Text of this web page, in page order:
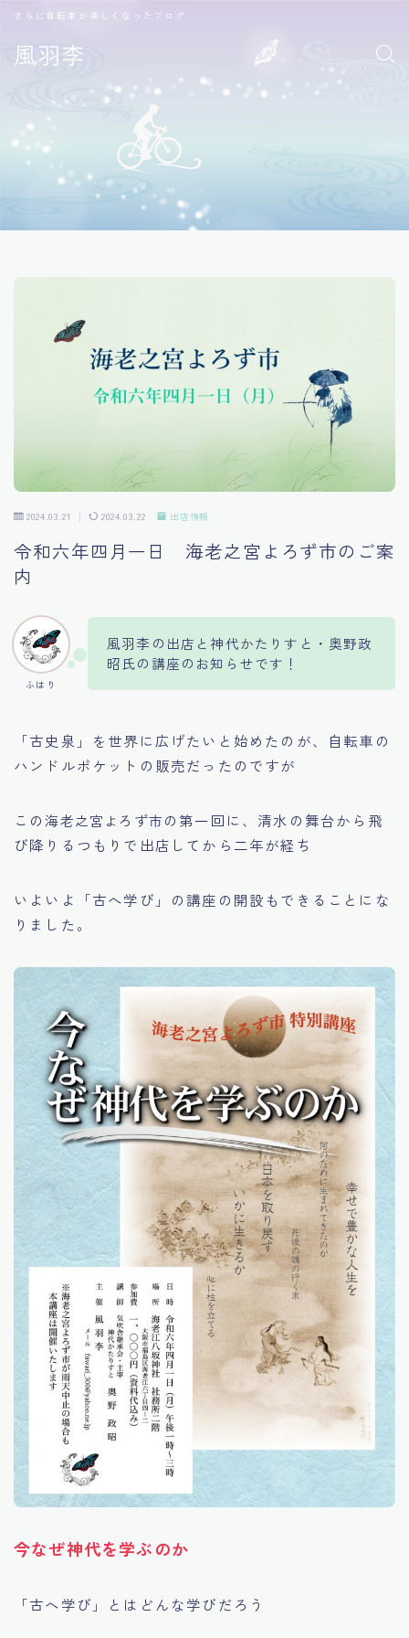
風羽李
さらに自転車が楽しくなったブログ
2024.03.21 2024.03.22 出店情報
令和六年四月一日 海老之宮よろず市のご案
内
ふはり
風羽李の出店と神代かたりすと・奥野政
昭氏の講座のお知らせです！
「古史泉」を世界に広げたいと始めたのが、自転車の
ハンドルポケットの販売だったのですが
この海老之宮よろず市の第一回に、清水の舞台から飛
び降りるつもりで出店してから二年が経ち
いよいよ「古へ学び」の講座の開設もできることにな
りました。
今なぜ神代を学ぶのか
「古へ学び」とはどんな学びだろう